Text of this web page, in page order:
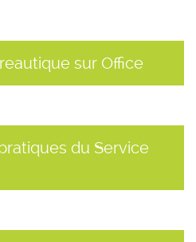
sur Office
du Service